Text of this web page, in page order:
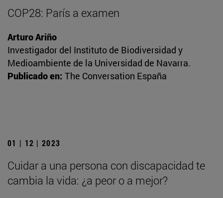
COP28: París a examen
Arturo Ariño
Investigador del Instituto de Biodiversidad y
Medioambiente de la Universidad de Navarra.
Publicado en: The Conversation España
01 | 12 | 2023
Cuidar a una persona con discapacidad te
cambia la vida: ¿a peor o a mejor?